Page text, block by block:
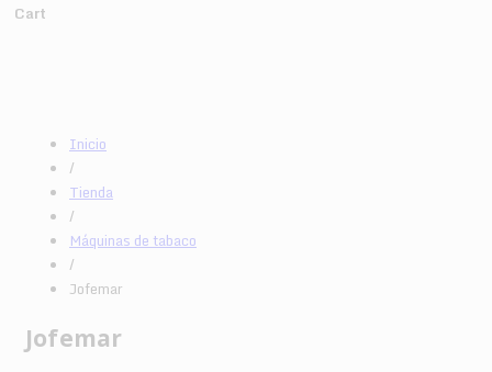
Cart
Inicio
/
Tienda
/
Máquinas de tabaco
/
Jofemar
Jofemar